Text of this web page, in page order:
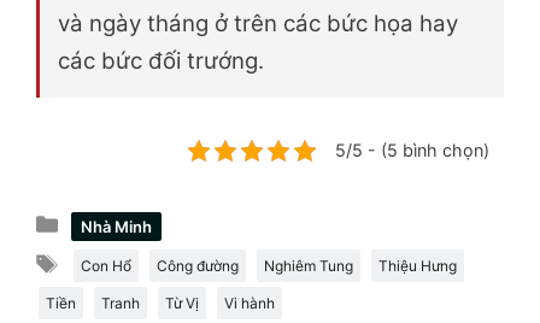
và ngày tháng ở trên các bức họa hay
các bức đối trướng.
5/5 - (5 bình chọn)
Danh
mục
Nhà Minh
Thẻ
Con Hổ Công đường Nghiêm Tung Thiệu Hưng
Tiền Tranh Từ Vị Vi hành